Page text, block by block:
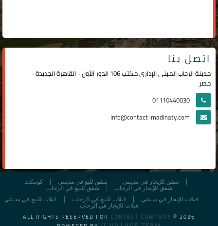
اتصل بنا
مدينة الرحاب المبنى الإداري مكتب 106 الدور الأول - القاهرة الجديدة -
مصر
01110440030
info@contact-madinaty.com
كونتكت شقق لليع في مدينتى
شقق للإيجار في مدينتى
شقق للبيع في الرحاب
شقق للإيجار في الرحاب
فيلات للبيع في مدينتي
فيلات للبيع في الرحاب
فيلات للإيجار في مدينتي
فيلات للإيجار في الرحاب
ALL RIGHTS RESERVED FOR CONTACT COMPANY © 2026